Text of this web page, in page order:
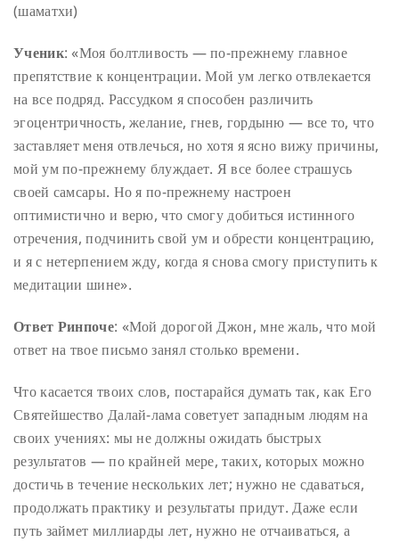
(шаматхи)
Ученик: «Моя болтливость — по-прежнему главное
препятствие к концентрации. Мой ум легко отвлекается
на все подряд. Рассудком я способен различить
эгоцентричность, желание, гнев, гордыню — все то, что
заставляет меня отвлечься, но хотя я ясно вижу причины,
мой ум по-прежнему блуждает. Я все более страшусь
своей самсары. Но я по-прежнему настроен
оптимистично и верю, что смогу добиться истинного
отречения, подчинить свой ум и обрести концентрацию,
и я с нетерпением жду, когда я снова смогу приступить к
медитации шине».
Ответ Ринпоче: «Мой дорогой Джон, мне жаль, что мой
ответ на твое письмо занял столько времени.
Что касается твоих слов, постарайся думать так, как Его
Святейшество Далай-лама советует западным людям на
своих учениях: мы не должны ожидать быстрых
результатов — по крайней мере, таких, которых можно
достичь в течение нескольких лет; нужно не сдаваться,
продолжать практику и результаты придут. Даже если
путь займет миллиарды лет, нужно не отчаиваться, а